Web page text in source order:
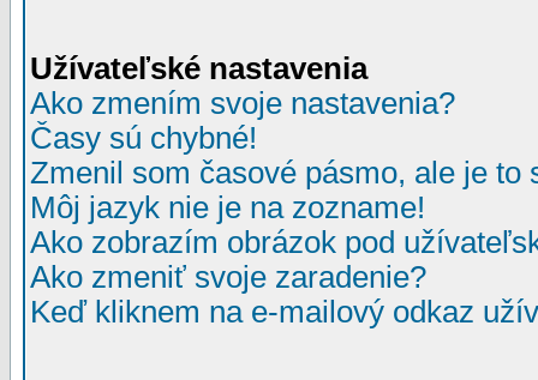
Užívateľské nastavenia
Ako zmením svoje nastavenia?
Časy sú chybné!
Zmenil som časové pásmo, ale je to
Môj jazyk nie je na zozname!
Ako zobrazím obrázok pod
Ako zmeniť svoje zaradenie?
Keď kliknem na e-mailový odkaz